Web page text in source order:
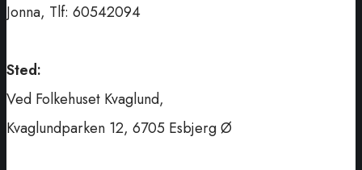
Jonna, Tlf: 60542094
Sted:
Ved Folkehuset Kvaglund,
Kvaglundparken 12, 6705 Esbjerg Ø